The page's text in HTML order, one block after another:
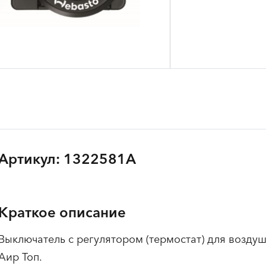
1322581A
описание
с регулятором (термостат) для
Топ.